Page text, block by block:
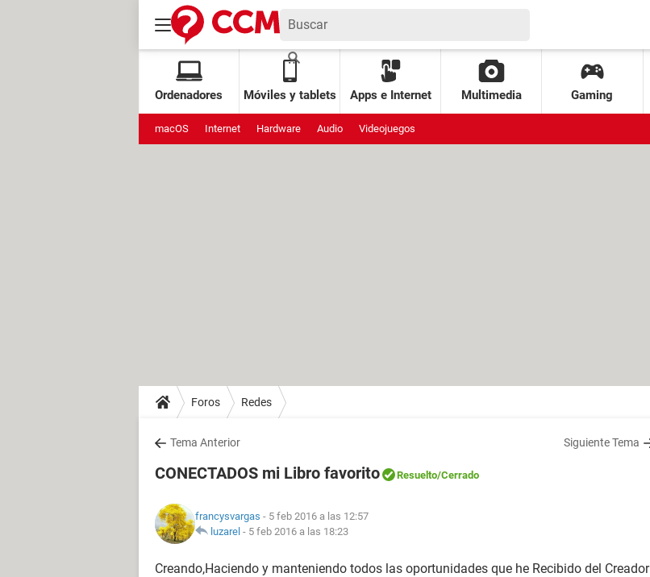
Ordenadores Móviles y tablets Apps e Internet Multimedia Gaming
macOS Internet Hardware Audio Videojuegos
Foros Redes
Tema Anterior Siguiente Tema
CONECTADOS mi Libro favorito Resuelto/Cerrado
francysvargas - 5 feb 2016 a las 12:57
luzarel - 5 feb 2016 a las 18:23
Creando,Haciendo y manteniendo todos las oportunidades que he Recibido del Creador